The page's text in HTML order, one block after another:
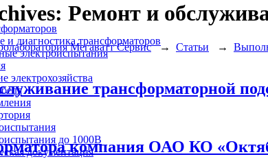
и диагностика трансформаторов
электроиспытания
электрохозяйства
до 1000В
документация
Ремонт и
Мегаватт Сервис → Статьи →
трансформаторной
компания ОАО КО